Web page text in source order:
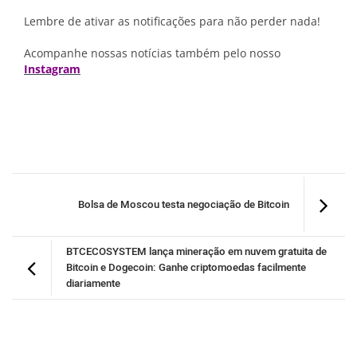
Lembre de ativar as notificações para não perder nada!
Acompanhe nossas notícias também pelo nosso
Instagram
Bolsa de Moscou testa negociação de Bitcoin
BTCECOSYSTEM lança mineração em nuvem gratuita de
Bitcoin e Dogecoin: Ganhe criptomoedas facilmente
diariamente